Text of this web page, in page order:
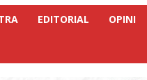
EDITORIAL OPINI